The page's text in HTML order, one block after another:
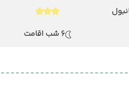
6 شب اقامت